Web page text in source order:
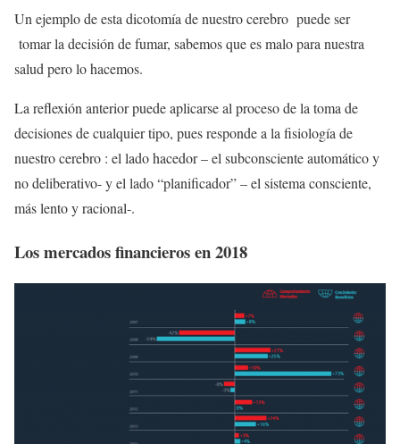
Un ejemplo de esta dicotomía de nuestro cerebro puede ser
tomar la decisión de fumar, sabemos que es malo para nuestra
salud pero lo hacemos.
La reflexión anterior puede aplicarse al proceso de la toma de
decisiones de cualquier tipo, pues responde a la fisiología de
nuestro cerebro : el lado hacedor – el subconsciente automático y
no deliberativo- y el lado “planificador” – el sistema consciente,
más lento y racional-.
Los mercados financieros en 2018